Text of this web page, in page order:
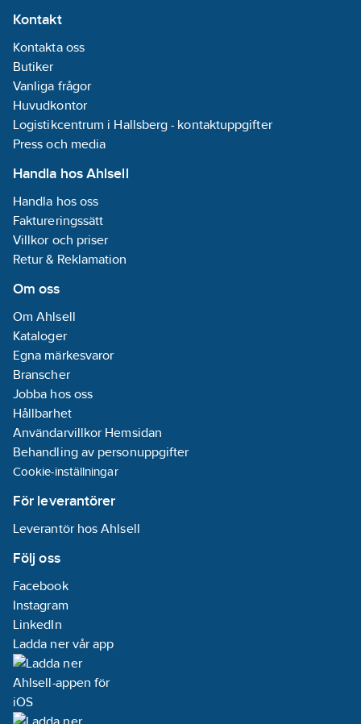
Kontakt
Kontakta oss
Butiker
Vanliga frågor
Huvudkontor
Logistikcentrum i Hallsberg - kontaktuppgifter
Press och media
Handla hos Ahlsell
Handla hos oss
Faktureringssätt
Villkor och priser
Retur & Reklamation
Om oss
Om Ahlsell
Kataloger
Egna märkesvaror
Branscher
Jobba hos oss
Hållbarhet
Användarvillkor Hemsidan
Behandling av personuppgifter
Cookie-inställningar
För leverantörer
Leverantör hos Ahlsell
Följ oss
Facebook
Instagram
LinkedIn
Ladda ner vår app